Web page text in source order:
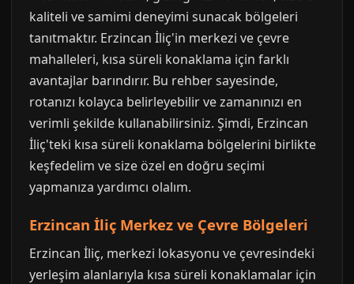
kaliteli ve samimi deneyimi sunacak bölgeleri
tanıtmaktır. Erzincan İliç'in merkezi ve çevre
mahalleleri, kısa süreli konaklama için farklı
avantajlar barındırır. Bu rehber sayesinde,
rotanızı kolayca belirleyebilir ve zamanınızı en
verimli şekilde kullanabilirsiniz. Şimdi, Erzincan
İliç'teki kısa süreli konaklama bölgelerini birlikte
keşfedelim ve size özel en doğru seçimi
yapmanıza yardımcı olalım.
Erzincan İliç Merkez ve Çevre Bölgeleri
Erzincan İliç, merkezi lokasyonu ve çevresindeki
yerleşim alanlarıyla kısa süreli konaklamalar için